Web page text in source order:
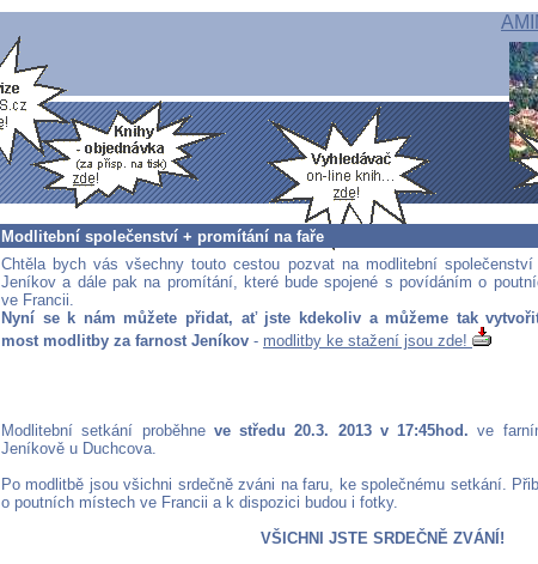
Modlitební společenství + promítání na faře
Chtěla bych vás všechny touto cestou pozvat na modlitební společenství
Jeníkov a dále pak na promítání, které bude spojené s povídáním o
ve Francii.
Nyní se k nám můžete přidat, ať jste kdekoliv a můžeme tak
most modlitby za farnost Jeníkov - modlitby ke stažení jsou zde!
Modlitební setkání proběhne ve středu 20.3. 2013 v 17:45hod. ve
Jeníkově u Duchcova.
Po modlitbě jsou všichni srdečně zváni na faru, ke společnému setkání.
o poutních místech ve Francii a k dispozici budou i fotky.
VŠICHNI JSTE SRDEČNĚ ZVÁNÍ!